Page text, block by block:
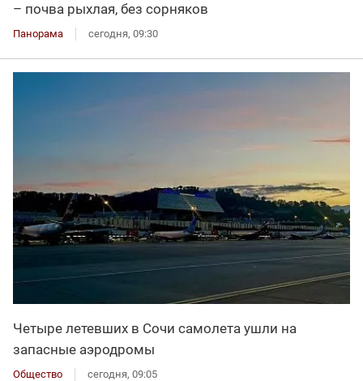
– почва рыхлая, без сорняков
Панорама сегодня, 09:30
Четыре летевших в Сочи самолета ушли на
запасные аэродромы
Общество сегодня, 09:05